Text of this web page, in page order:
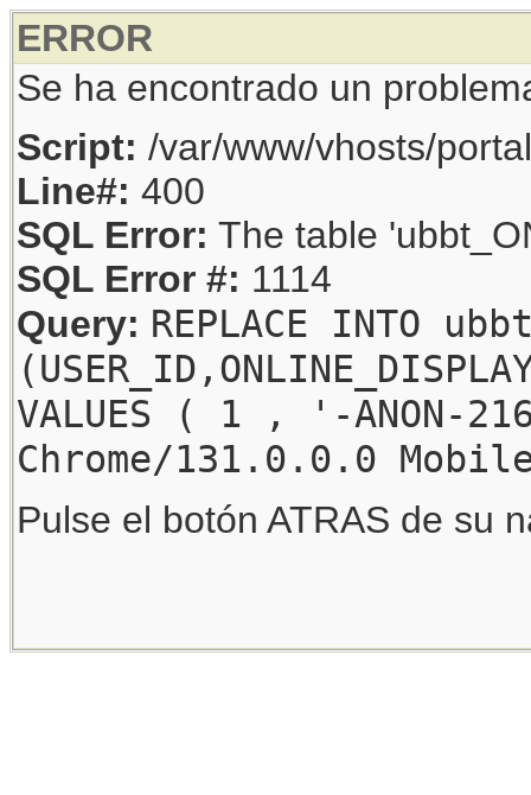
ERROR
Se ha encontrado un
Script: /var/www/vhosts/
Line#: 400
SQL Error: The table
SQL Error #: 1114
Query: REPLACE INTO
VALUES ( 1 , '-
Chrome/131.0.0.0
Pulse el botón ATRAS de su